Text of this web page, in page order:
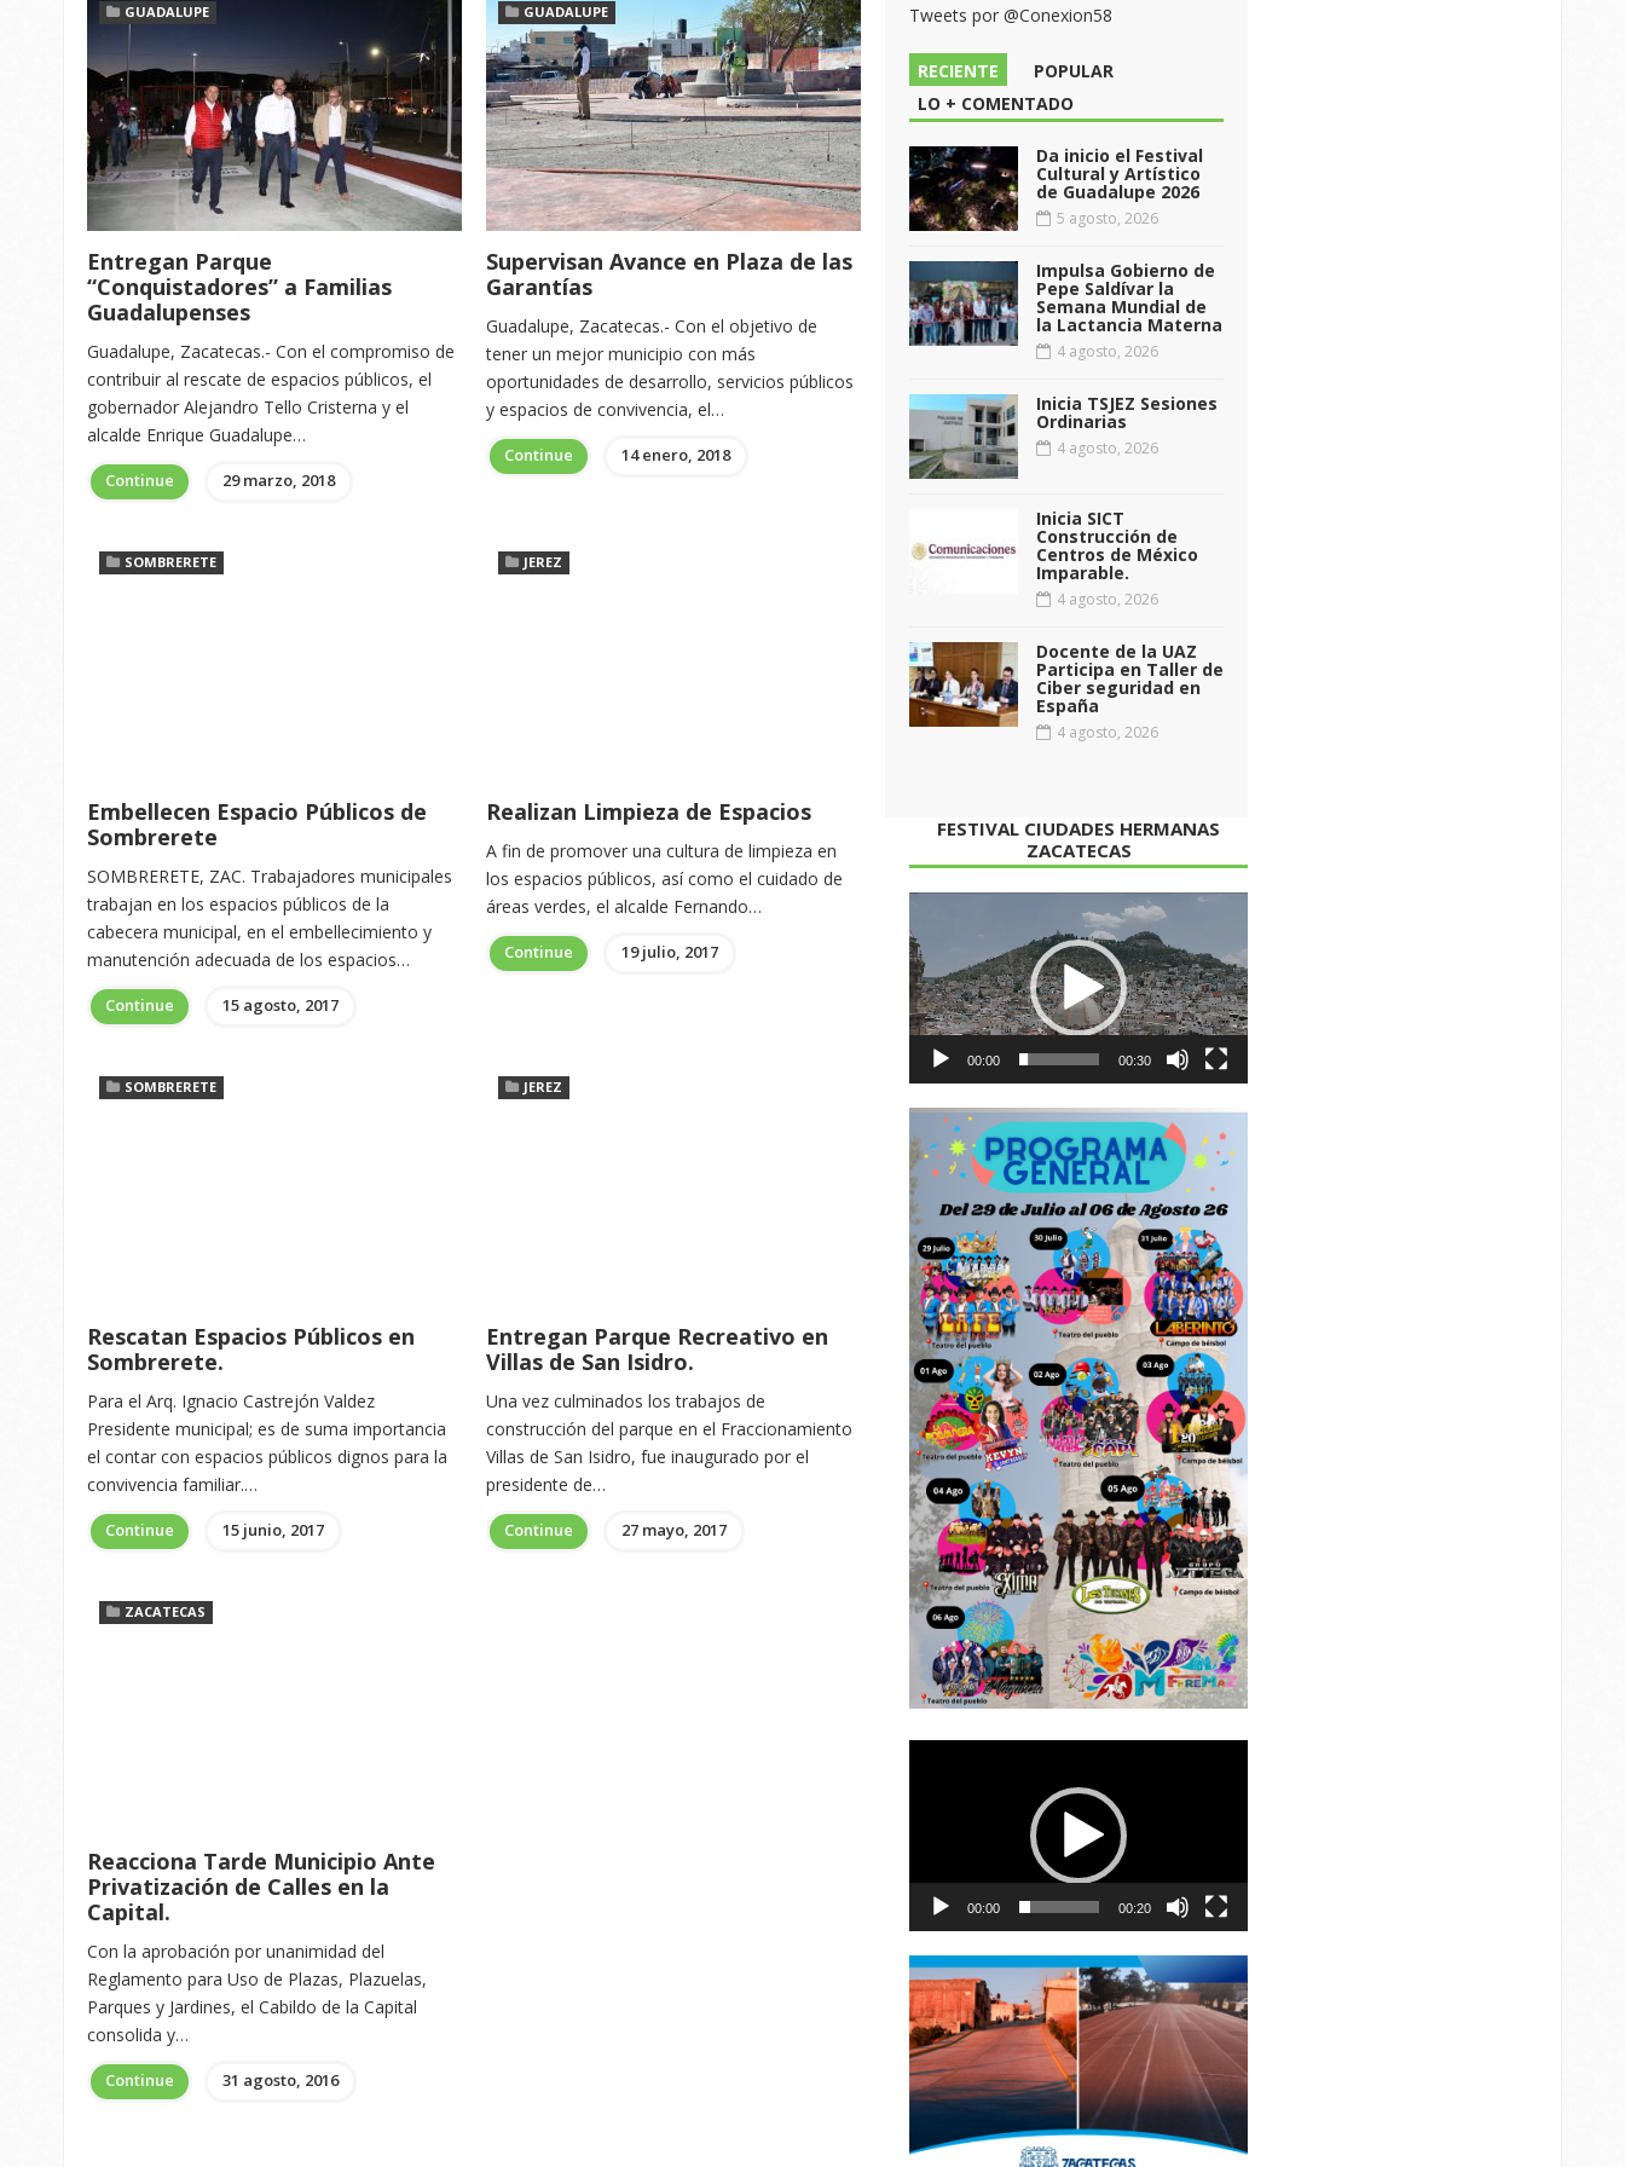
GUADALUPE
Entregan Parque
“Conquistadores” a Familias
Guadalupenses
Guadalupe, Zacatecas.- Con el compromiso de
contribuir al rescate de espacios públicos, el
gobernador Alejandro Tello Cristerna y el
alcalde Enrique Guadalupe…
Continue 29 marzo, 2018
GUADALUPE
Supervisan Avance en Plaza de las
Garantías
Guadalupe, Zacatecas.- Con el objetivo de
tener un mejor municipio con más
oportunidades de desarrollo, servicios públicos
y espacios de convivencia, el…
Continue 14 enero, 2018
SOMBRERETE
Embellecen Espacio Públicos de
Sombrerete
SOMBRERETE, ZAC. Trabajadores municipales
trabajan en los espacios públicos de la
cabecera municipal, en el embellecimiento y
manutención adecuada de los espacios…
Continue 15 agosto, 2017
JEREZ
Realizan Limpieza de Espacios
A fin de promover una cultura de limpieza en
los espacios públicos, así como el cuidado de
áreas verdes, el alcalde Fernando…
Continue 19 julio, 2017
SOMBRERETE
Rescatan Espacios Públicos en
Sombrerete.
Para el Arq. Ignacio Castrejón Valdez
Presidente municipal; es de suma importancia
el contar con espacios públicos dignos para la
convivencia familiar.…
Continue 15 junio, 2017
JEREZ
Entregan Parque Recreativo en
Villas de San Isidro.
Una vez culminados los trabajos de
construcción del parque en el Fraccionamiento
Villas de San Isidro, fue inaugurado por el
presidente de…
Continue 27 mayo, 2017
ZACATECAS
Reacciona Tarde Municipio Ante
Privatización de Calles en la
Capital.
Con la aprobación por unanimidad del
Reglamento para Uso de Plazas, Plazuelas,
Parques y Jardines, el Cabildo de la Capital
consolida y…
Continue 31 agosto, 2016
Tweets por @Conexion58
RECIENTE
POPULAR
LO + COMENTADO
Da inicio el Festival
Cultural y Artístico
de Guadalupe 2026
5 agosto, 2026
Impulsa Gobierno de
Pepe Saldívar la
Semana Mundial de
la Lactancia Materna
4 agosto, 2026
Inicia TSJEZ Sesiones
Ordinarias
4 agosto, 2026
Inicia SICT
Construcción de
Centros de México
Imparable.
4 agosto, 2026
Docente de la UAZ
Participa en Taller de
Ciber seguridad en
España
4 agosto, 2026
FESTIVAL CIUDADES HERMANAS
ZACATECAS
de
vídeo
00:00 00:30
00:00 00:20